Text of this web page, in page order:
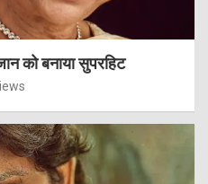
को बनाया सुपरहिट